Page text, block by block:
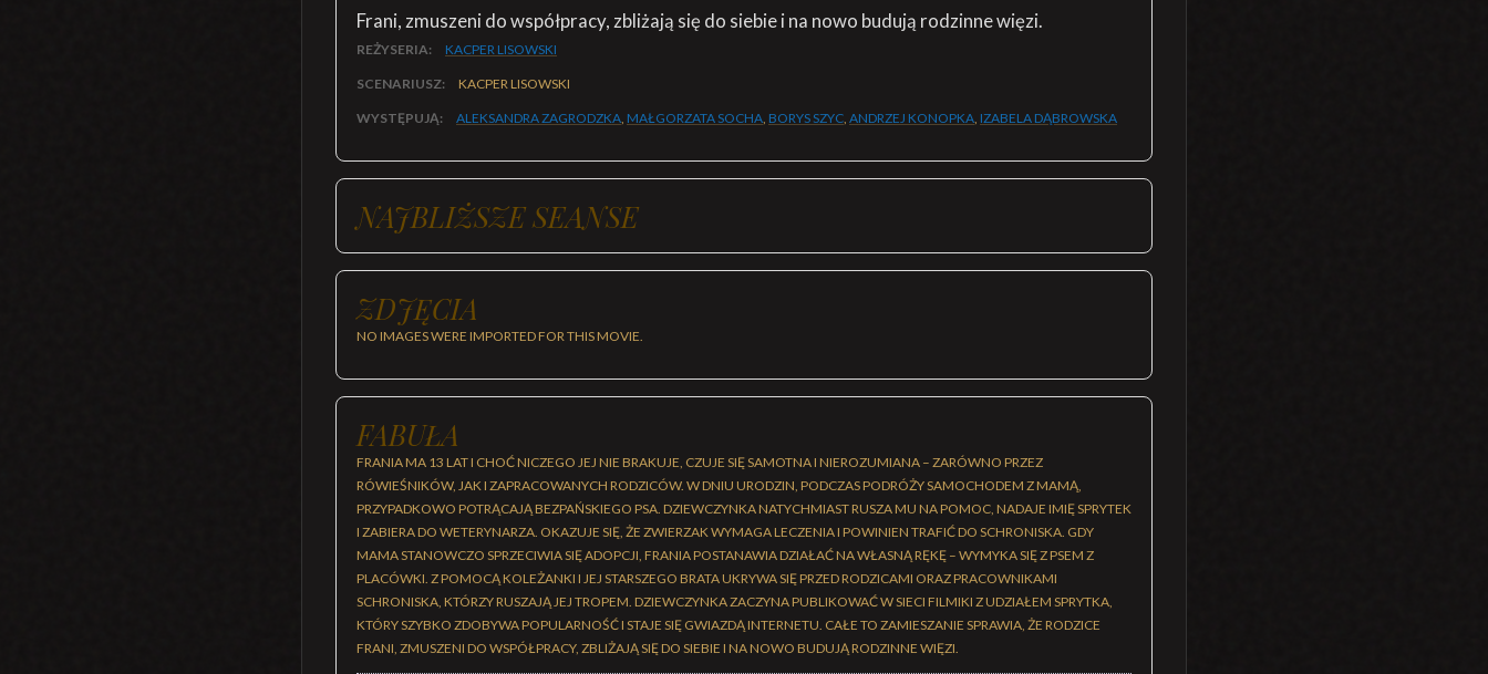
Frani, zmuszeni do współpracy, zbliżają się do siebie i na nowo budują rodzinne więzi.
REŻYSERIA: KACPER LISOWSKI
SCENARIUSZ: KACPER LISOWSKI
WYSTĘPUJĄ: ALEKSANDRA ZAGRODZKA, MAŁGORZATA SOCHA, BORYS SZYC, ANDRZEJ KONOPKA, IZABELA DĄBROWSKA
NAJBLIŻSZE SEANSE
ZDJĘCIA
NO IMAGES WERE IMPORTED FOR THIS MOVIE.
FABUŁA
FRANIA MA 13 LAT I CHOĆ NICZEGO JEJ NIE BRAKUJE, CZUJE SIĘ SAMOTNA I NIEROZUMIANA – ZARÓWNO PRZEZ
RÓWIEŚNIKÓW, JAK I ZAPRACOWANYCH RODZICÓW. W DNIU URODZIN, PODCZAS PODRÓŻY SAMOCHODEM Z MAMĄ,
PRZYPADKOWO POTRĄCAJĄ BEZPAŃSKIEGO PSA. DZIEWCZYNKA NATYCHMIAST RUSZA MU NA POMOC, NADAJE IMIĘ SPRYTEK
I ZABIERA DO WETERYNARZA. OKAZUJE SIĘ, ŻE ZWIERZAK WYMAGA LECZENIA I POWINIEN TRAFIĆ DO SCHRONISKA. GDY
MAMA STANOWCZO SPRZECIWIA SIĘ ADOPCJI, FRANIA POSTANAWIA DZIAŁAĆ NA WŁASNĄ RĘKĘ – WYMYKA SIĘ Z PSEM Z
PLACÓWKI. Z POMOCĄ KOLEŻANKI I JEJ STARSZEGO BRATA UKRYWA SIĘ PRZED RODZICAMI ORAZ PRACOWNIKAMI
SCHRONISKA, KTÓRZY RUSZAJĄ JEJ TROPEM. DZIEWCZYNKA ZACZYNA PUBLIKOWAĆ W SIECI FILMIKI Z UDZIAŁEM SPRYTKA,
KTÓRY SZYBKO ZDOBYWA POPULARNOŚĆ I STAJE SIĘ GWIAZDĄ INTERNETU. CAŁE TO ZAMIESZANIE SPRAWIA, ŻE RODZICE
FRANI, ZMUSZENI DO WSPÓŁPRACY, ZBLIŻAJĄ SIĘ DO SIEBIE I NA NOWO BUDUJĄ RODZINNE WIĘZI.